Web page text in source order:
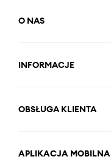
O NAS
INFORMACJE
OBSŁUGA KLIENTA
APLIKACJA MOBILNA